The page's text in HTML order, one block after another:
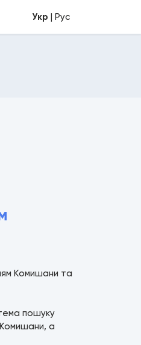
Укр | Рус
Комишани та
пошуку
а